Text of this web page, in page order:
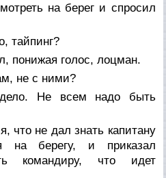
на берег и спросил
тайпинг?
понижая голос, лоцман.
не с ними?
Не всем надо быть
что не дал знать капитану
на берегу, и приказал
командиру, что идет